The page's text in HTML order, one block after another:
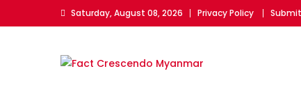
to
Saturday, August 08, 2026 Privacy Policy